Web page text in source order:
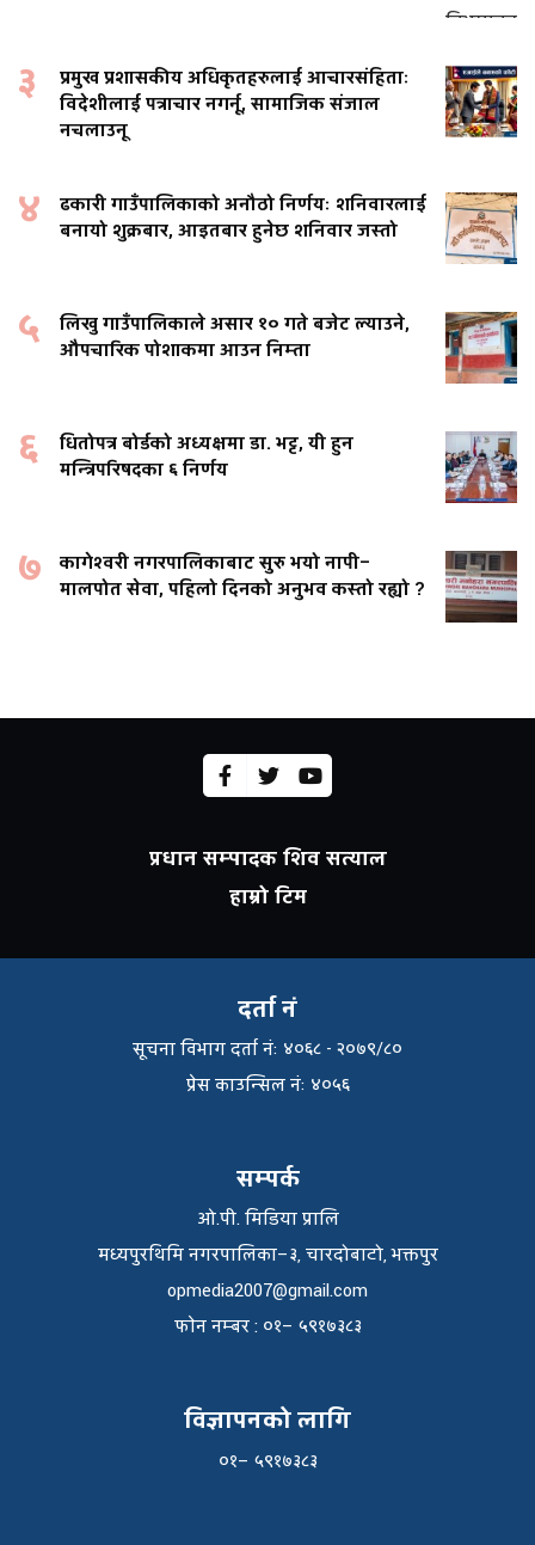
३
प्रमुख प्रशासकीय अधिकृतहरुलाई आचारसंहिताः
विदेशीलाई पत्राचार नगर्नू, सामाजिक संजाल
नचलाउनू
४
ढकारी गाउँपालिकाको अनौठो निर्णयः शनिवारलाई
बनायो शुक्रबार, आइतबार हुनेछ शनिवार जस्तो
५
लिखु गाउँपालिकाले असार १० गते बजेट ल्याउने,
औपचारिक पोशाकमा आउन निम्ता
६
धितोपत्र बोर्डको अध्यक्षमा डा. भट्ट, यी हुन
मन्त्रिपरिषदका ६ निर्णय
७
कागेश्वरी नगरपालिकाबाट सुरु भयो नापी–
मालपोत सेवा, पहिलो दिनको अनुभव कस्तो रह्यो ?
प्रधान सम्पादक शिव सत्याल
हाम्रो टिम
दर्ता नं
सूचना विभाग दर्ता नंः ४०६८ - २०७९/८०
प्रेस काउन्सिल नंः ४०५६
सम्पर्क
ओ.पी. मिडिया प्रालि
मध्यपुरथिमि नगरपालिका–३, चारदोबाटो, भक्तपुर
opmedia2007@gmail.com
फाेन नम्बर : ०१– ५९१७३८३
विज्ञापनको लागि
०१– ५९१७३८३